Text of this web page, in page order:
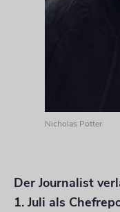
Nicholas Potter
Der Journalist
1. Juli als